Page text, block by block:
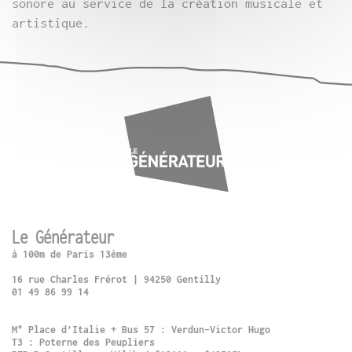
sonore au service de la création musicale et
artistique.
Le Générateur
à 100m de Paris 13ème
16 rue Charles Frérot | 94250 Gentilly
01 49 86 99 14
M° Place d’Italie + Bus 57 : Verdun-Victor Hugo
T3 : Poterne des Peupliers